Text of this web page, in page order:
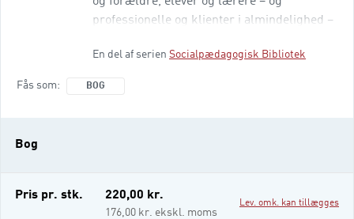
professionelle og klienter i almindelighed –
problemerne. Desværre ender det
En del af serien Socialpædagogisk Bibliotek
Fås som BOG
Bog
Pris pr. stk. 220,00 kr.
176,00 kr. ekskl. moms
Lev. omk. kan tillægges